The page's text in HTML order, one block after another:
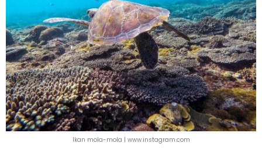
Ikan mola-mola | www.instagram.com